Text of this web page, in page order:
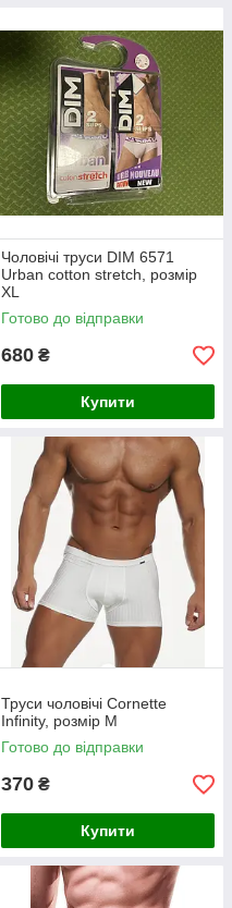
Чоловічі труси DIM 6571
Urban cotton stretch, розмір
XL
Готово до відправки
680 ₴
Купити
Труси чоловічі Cornette
Infinity, розмір М
Готово до відправки
370 ₴
Купити